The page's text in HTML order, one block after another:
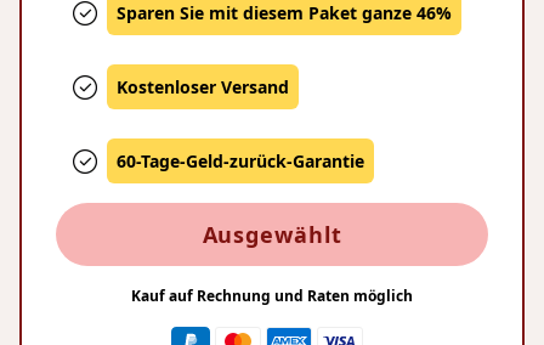
Sparen Sie mit diesem Paket ganze 46%
Kostenloser Versand
60-Tage-Geld-zurück-Garantie
Ausgewählt
Kauf auf Rechnung und Raten möglich